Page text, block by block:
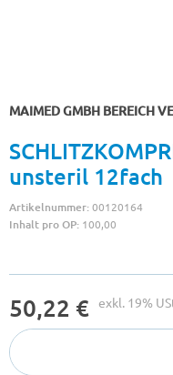
MAIMED GMBH BEREICH
unsteril 12fach
Artikelnummer:00120164
Inhalt pro OP: 100,00
50,22 € exkl. 19%